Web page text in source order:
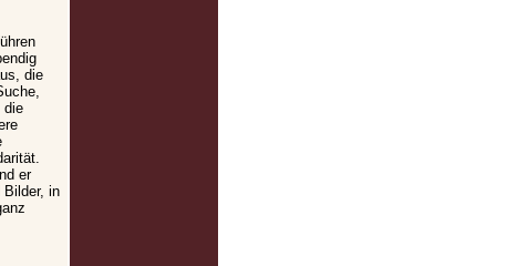
die
die
er
Bilder, in